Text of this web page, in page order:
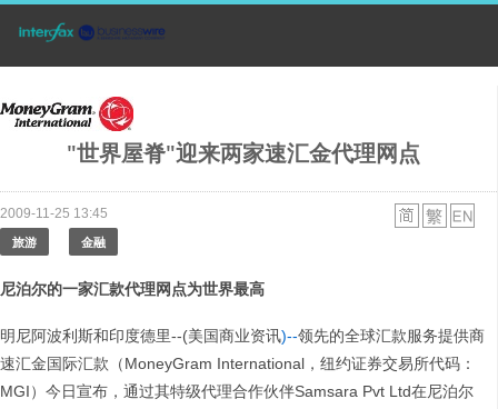
"世界屋脊"迎来两家速汇金代理网点
2009-11-25 13:45
旅游 金融
尼泊尔的一家汇款代理网点为世界最高
明尼阿波利斯和印度德里--(美国商业资讯)--领先的全球汇款服务提供商
速汇金国际汇款（MoneyGram International，纽约证券交易所代码：
MGI）今日宣布，通过其特级代理合作伙伴Samsara Pvt Ltd在尼泊尔